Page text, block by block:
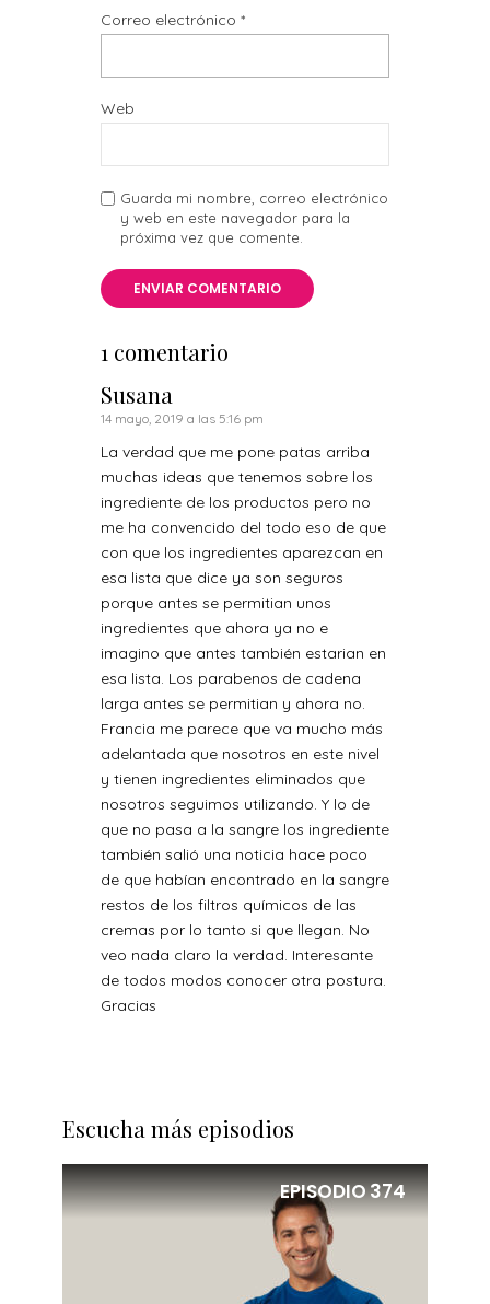
Correo electrónico *
Web
Guarda mi nombre, correo electrónico
y web en este navegador para la
próxima vez que comente.
1 comentario
Susana
14 mayo, 2019 a las 5:16 pm
La verdad que me pone patas arriba
muchas ideas que tenemos sobre los
ingrediente de los productos pero no
me ha convencido del todo eso de que
con que los ingredientes aparezcan en
esa lista que dice ya son seguros
porque antes se permitian unos
ingredientes que ahora ya no e
imagino que antes también estarian en
esa lista. Los parabenos de cadena
larga antes se permitian y ahora no.
Francia me parece que va mucho más
adelantada que nosotros en este nivel
y tienen ingredientes eliminados que
nosotros seguimos utilizando. Y lo de
que no pasa a la sangre los ingrediente
también salió una noticia hace poco
de que habían encontrado en la sangre
restos de los filtros químicos de las
cremas por lo tanto si que llegan. No
veo nada claro la verdad. Interesante
de todos modos conocer otra postura.
Gracias
Escucha más episodios
EPISODIO374